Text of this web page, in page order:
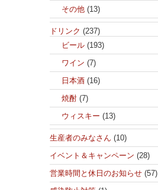
その他 (13)
ドリンク (237)
ビール (193)
ワイン (7)
日本酒 (16)
焼酎 (7)
ウィスキー (13)
生産者のみなさん (10)
イベント＆キャンペーン (28)
営業時間と休日のお知らせ (57)